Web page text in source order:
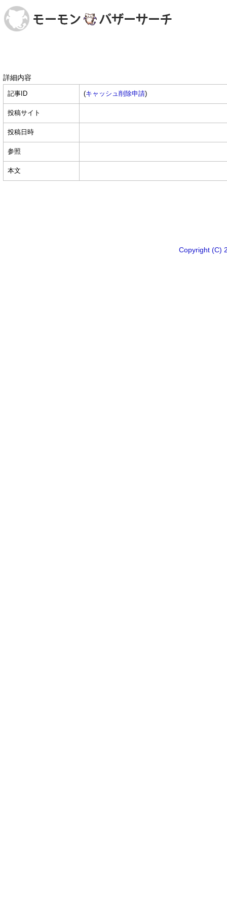
詳細内容
記事ID (キャッシュ削除申請)
投稿サイト
投稿日時
参照
本文
Copyright (C)